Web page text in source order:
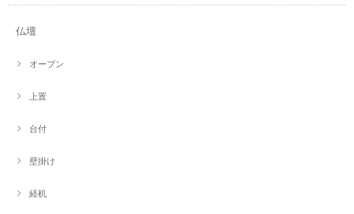
仏壇
オープン
上置
台付
壁掛け
経机